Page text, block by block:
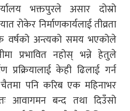
भक्तपुरले असार दोस्रो
रोकेर निर्माणकार्यलाई तीव्रता
वर्षको अन्त्यको समय भएकोले
प्रभावित नहोस् भन्ने हेतुले
प्रक्रियालाई केही ढिलाई गर्न
पनि करिब एक महिनाभर
आवागमन बन्द तथा दिउँसो